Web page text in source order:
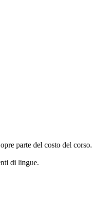
parte del costo del corso.
di lingue.